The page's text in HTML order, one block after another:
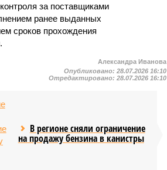
за поставщиками
ранее выданных
сроков прохождения
Александра Иванова
Опубликовано:28.07.2026 16:10
Отредактировано:28.07.2026 16:10
В регионе сняли ограничение
на продажу бензина в канистры